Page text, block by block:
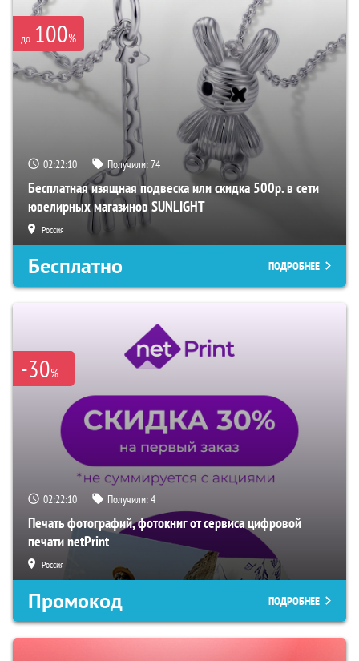
до 100%
02:22:09 Получили:74
Бесплатная изящная подвеска или скидка 500р. в сети
ювелирных магазинов SUNLIGHT
Россия
Бесплатно ПОДРОБНЕЕ
-30%
02:22:09 Получили:4
Печать фотографий, фотокниг от сервиса цифровой
печати netPrint
Россия
Промокод ПОДРОБНЕЕ